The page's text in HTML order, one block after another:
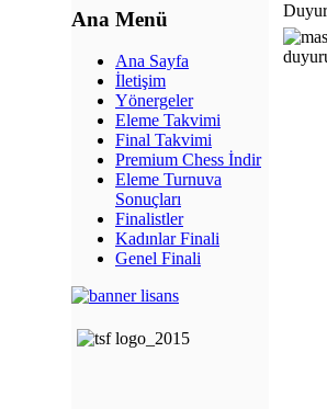
Ana Menü
Ana Sayfa
İletişim
Yönergeler
Eleme Takvimi
Final Takvimi
Premium Chess İndir
Eleme Turnuva
Sonuçları
Finalistler
Kadınlar Finali
Genel Finali